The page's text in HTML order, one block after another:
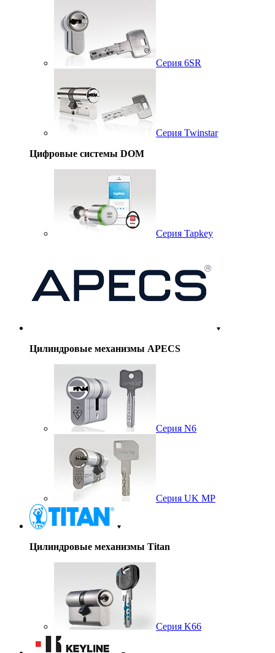
Серия 6SR
Серия Twinstar
Цифровые системы DOM
Серия Tapkey
Цилиндровые механизмы APECS
Серия N6
Серия UK MP
Цилиндровые механизмы Titan
Серия K66